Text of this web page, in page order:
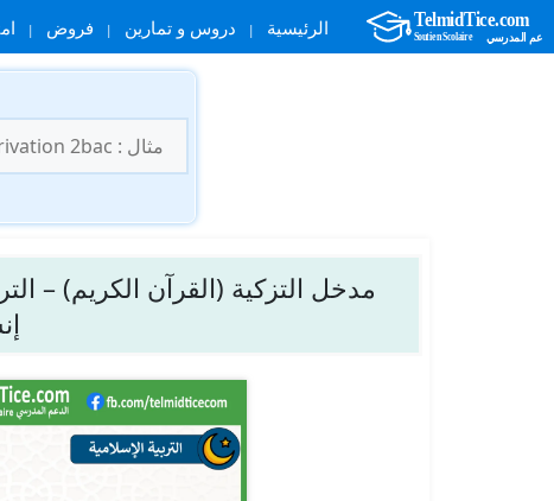
الرئيسية دروس و تمارين فروض
عن:
مدخل التزكية (القرآن الكريم) –